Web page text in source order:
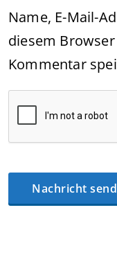
Name, E-Mail-
diesem
Kommentar